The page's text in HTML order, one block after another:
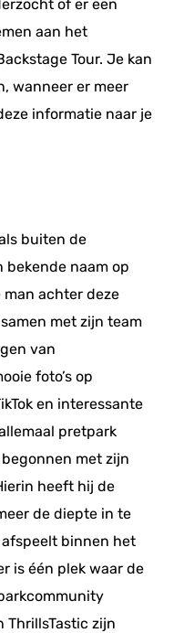
of er een
aan het
Tour. Je kan
wanneer er meer
informatie naar je
buiten de
naam op
man achter deze
met zijn team
van
foto’s op
en interessante
pretpark
met zijn
heeft hij de
de diepte in te
binnen het
is één plek waar de
ThrillsTastic zijn